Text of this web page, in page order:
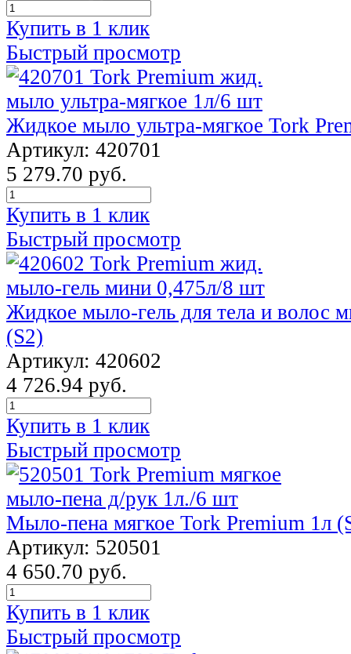
Купить в 1 клик
Быстрый просмотр
Жидкое мыло ультра-мягкое Tork
Артикул: 420701
5 279.70 руб.
Купить в 1 клик
Быстрый просмотр
Жидкое мыло-гель для тела и волос
(S2)
Артикул: 420602
4 726.94 руб.
Купить в 1 клик
Быстрый просмотр
Мыло-пена мягкое Tork Premium 1л
Артикул: 520501
4 650.70 руб.
Купить в 1 клик
Быстрый просмотр